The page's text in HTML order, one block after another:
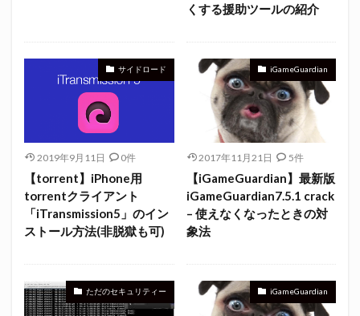
くする援助ツールの紹介
サイドロード
2019年9月11日 0件
【torrent】iPhone用
torrentクライアント
「iTransmission5」のイン
ストール方法(非脱獄も可)
iGameGuardian
2017年11月21日 5件
【iGameGuardian】最新版
iGameGuardian7.5.1 crack
– 使えなくなったときの対
象法
ただのセキュリティー iGameGuardian